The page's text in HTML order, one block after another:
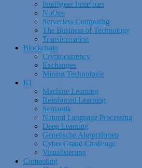
Intelligent Interfaces
NoOps
Serverless Computing
The Business of Technology
Transformation
Blockchain
Cryptocurrency
Exchanges
Mining Technologie
KI
Machine Learning
Reinforced Learning
Semantik
Natural Language Processing
Deep Learning
Genetische Algrorithmen
Cyber Grand Challenge
Visualisierung
Computing